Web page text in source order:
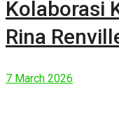
Kolaborasi
Rina
7 March 2026